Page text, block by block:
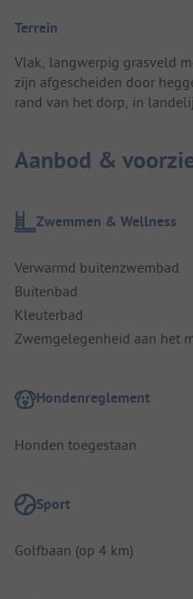
Terrein
Vlak, langwerpig grasveld
zijn afgescheiden door
rand van het dorp, in
Aanbod &
Zwemmen & Wellness
Verwarmd buitenzwembad
Buitenbad
Kleuterbad
Zwemgelegenheid aan het
Hondenreglement
Honden toegestaan
Sport
Golfbaan (op 4 km)